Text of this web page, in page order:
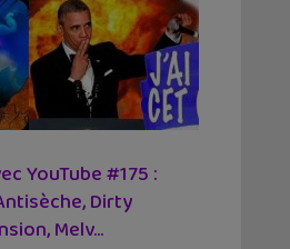
YouTube #175 :
Dirty
Melv...